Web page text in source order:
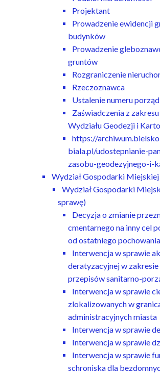
Projektant
Prowadzenie ewidencji
budynków
Prowadzenie
gruntów
Rozgraniczenie
Rzeczoznawca
Ustalenie numeru
Zaświadczenia z zakresu
Wydziału Geodezji i
https://
biala.pl/udostepnianie-
zasobu-geodezyjnego-i-
Wydział Gospodarki Miejskiej
Wydział Gospodarki
sprawę)
Decyzja o zmianie
cmentarnego na inny cel
od ostatniego pochowania
Interwencja w sprawie
deratyzacyjnej w
przepisów sanitarno-
Interwencja w sprawie
zlokalizowanych w
administracyjnych miasta
Interwencja w sprawie
Interwencja w sprawie
Interwencja w sprawie
schroniska dla